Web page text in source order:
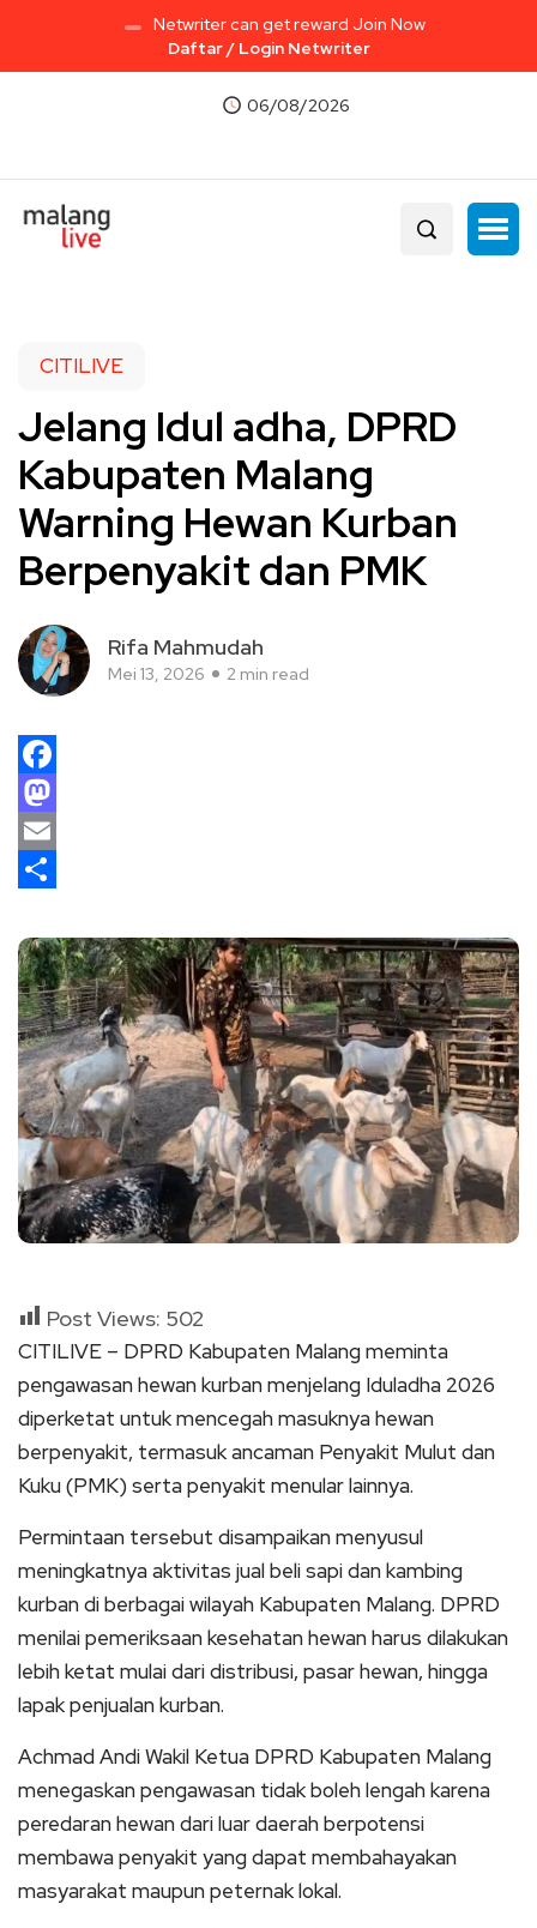
Netwriter can get reward Join Now
Daftar / Login Netwriter
06/08/2026
CITILIVE
Jelang Idul adha, DPRD
Kabupaten Malang
Warning Hewan Kurban
Berpenyakit dan PMK
Rifa Mahmudah
Mei 13, 2026 2 min read
Facebook
Mastodon
Email
Post Views: 502
CITILIVE – DPRD Kabupaten Malang meminta
pengawasan hewan kurban menjelang Iduladha 2026
diperketat untuk mencegah masuknya hewan
berpenyakit, termasuk ancaman Penyakit Mulut dan
Kuku (PMK) serta penyakit menular lainnya.
Permintaan tersebut disampaikan menyusul
meningkatnya aktivitas jual beli sapi dan kambing
kurban di berbagai wilayah Kabupaten Malang. DPRD
menilai pemeriksaan kesehatan hewan harus dilakukan
lebih ketat mulai dari distribusi, pasar hewan, hingga
lapak penjualan kurban.
Achmad Andi Wakil Ketua DPRD Kabupaten Malang
menegaskan pengawasan tidak boleh lengah karena
peredaran hewan dari luar daerah berpotensi
membawa penyakit yang dapat membahayakan
masyarakat maupun peternak lokal.